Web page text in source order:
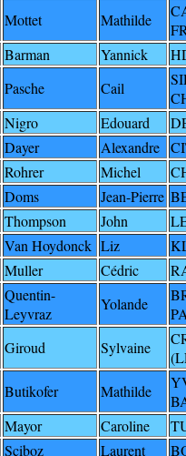
Mottet Mathilde
Barman Yannick
Pasche Cail
Nigro Edouard
Dayer Alexandre
Rohrer Michel
Doms Jean-Pierre
Thompson John
Van Hoydonck Liz
Muller Cédric
Quentin-
Leyvraz
Yolande
Giroud Sylvaine
Butikofer Mathilde
Mayor Caroline
Sciboz Laurent